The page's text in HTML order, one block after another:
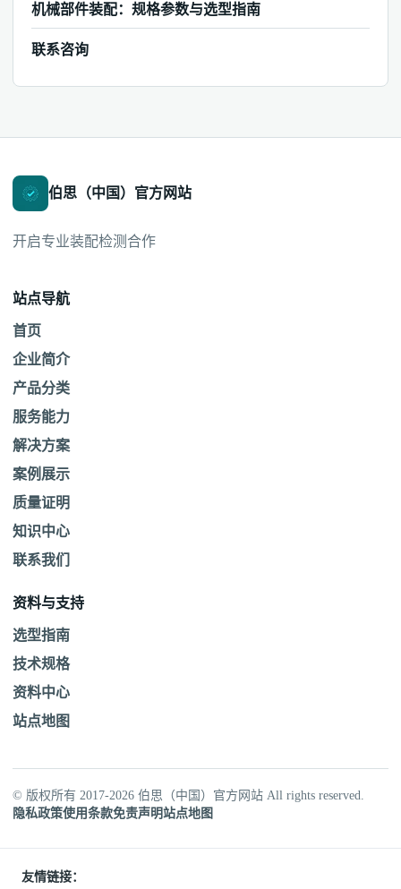
机械部件装配：规格参数与选型指南
联系咨询
伯思（中国）官方网站
开启专业装配检测合作
站点导航
首页
企业简介
产品分类
服务能力
解决方案
案例展示
质量证明
知识中心
联系我们
资料与支持
选型指南
技术规格
资料中心
站点地图
© 版权所有 2017-2026 伯思（中国）官方网站 All rights reserved.
隐私政策使用条款免责声明站点地图
友情链接：